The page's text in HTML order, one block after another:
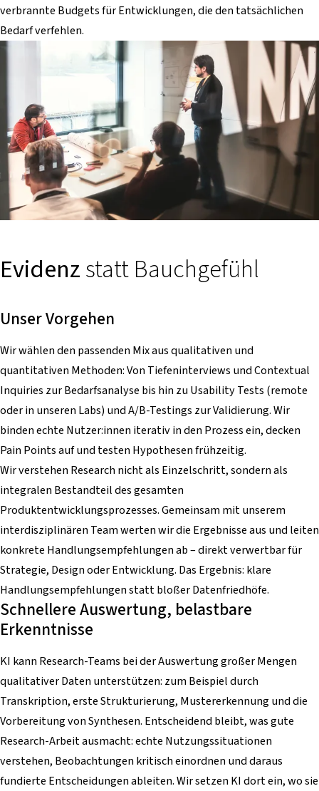
verbrannte Budgets für Entwicklungen, die den tatsächlichen
Bedarf verfehlen.
Evidenzstatt Bauchgefühl
Unser Vorgehen
Wir wählen den passenden Mix aus qualitativen und
quantitativen Methoden: Von Tiefeninterviews und Contextual
Inquiries zur Bedarfsanalyse bis hin zu Usability Tests (remote
oder in unseren Labs) und A/B-Testings zur Validierung. Wir
binden echte Nutzer:innen iterativ in den Prozess ein, decken
Pain Points auf und testen Hypothesen frühzeitig.
Wir verstehen Research nicht als Einzelschritt, sondern als
integralen Bestandteil des gesamten
Produktentwicklungsprozesses. Gemeinsam mit unserem
interdisziplinären Team werten wir die Ergebnisse aus und leiten
konkrete Handlungsempfehlungen ab – direkt verwertbar für
Strategie, Design oder Entwicklung. Das Ergebnis: klare
Handlungsempfehlungen statt bloßer Datenfriedhöfe.
Schnellere Auswertung, belastbare
Erkenntnisse
KI kann Research-Teams bei der Auswertung großer Mengen
qualitativer Daten unterstützen: zum Beispiel durch
Transkription, erste Strukturierung, Mustererkennung und die
Vorbereitung von Synthesen. Entscheidend bleibt, was gute
Research-Arbeit ausmacht: echte Nutzungssituationen
verstehen, Beobachtungen kritisch einordnen und daraus
fundierte Entscheidungen ableiten. Wir setzen KI dort ein, wo sie